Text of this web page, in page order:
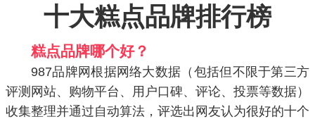
十大糕点品牌排行榜
糕点品牌哪个好？
987品牌网根据网络大数据（包括但不限于第三方
评测网站、购物平台、用户口碑、评论、投票等数据）
收集整理并通过自动算法，评选出网友认为很好的十个